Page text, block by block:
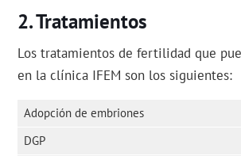
Tratamientos
Los tratamientos de fertilidad que
en la clínica IFEM son los siguientes:
Adopción de embriones
DGP